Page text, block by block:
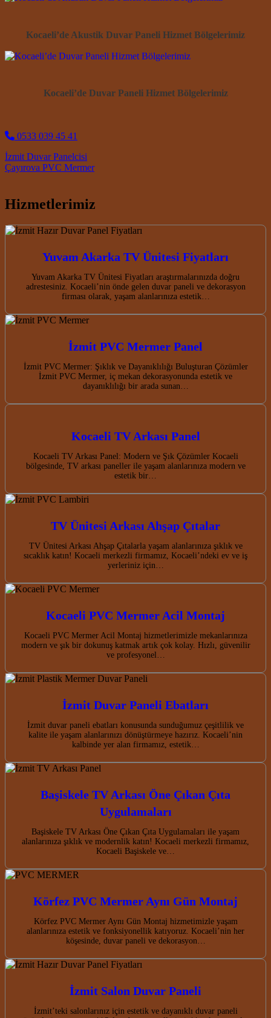
Kocaeli’de Akustik Duvar Paneli Hizmet Bölgelerimiz
Kocaeli’de Duvar Paneli Hizmet Bölgelerimiz
0533 039 45 41
Post navigation
İzmit Duvar Panelcisi
Çayırova PVC Mermer
Hizmetlerimiz
Yuvam Akarka TV Ünitesi Fiyatları
Yuvam Akarka TV Ünitesi Fiyatları araştırmalarınızda doğru
adrestesiniz. Kocaeli’nin önde gelen duvar paneli ve dekorasyon
firması olarak, yaşam alanlarınıza estetik…
İzmit PVC Mermer Panel
İzmit PVC Mermer: Şıklık ve Dayanıklılığı Buluşturan Çözümler
İzmit PVC Mermer, iç mekan dekorasyonunda estetik ve
dayanıklılığı bir arada sunan…
Kocaeli TV Arkası Panel
Kocaeli TV Arkası Panel: Modern ve Şık Çözümler Kocaeli
bölgesinde, TV arkası paneller ile yaşam alanlarınıza modern ve
estetik bir…
TV Ünitesi Arkası Ahşap Çıtalar
TV Ünitesi Arkası Ahşap Çıtalarla yaşam alanlarınıza şıklık ve
sıcaklık katın! Kocaeli merkezli firmamız, Kocaeli’ndeki ev ve iş
yerleriniz için…
Kocaeli PVC Mermer Acil Montaj
Kocaeli PVC Mermer Acil Montaj hizmetlerimizle mekanlarınıza
modern ve şık bir dokunuş katmak artık çok kolay. Hızlı, güvenilir
ve profesyonel…
İzmit Duvar Paneli Ebatları
İzmit duvar paneli ebatları konusunda sunduğumuz çeşitlilik ve
kalite ile yaşam alanlarınızı dönüştürmeye hazırız. Kocaeli’nin
kalbinde yer alan firmamız, estetik…
Başiskele TV Arkası Öne Çıkan Çıta
Uygulamaları
Başiskele TV Arkası Öne Çıkan Çıta Uygulamaları ile yaşam
alanlarınıza şıklık ve modernlik katın! Kocaeli merkezli firmamız,
Kocaeli Başiskele ve…
Körfez PVC Mermer Aynı Gün Montaj
Körfez PVC Mermer Aynı Gün Montaj hizmetimizle yaşam
alanlarınıza estetik ve fonksiyonellik katıyoruz. Kocaeli’nin her
köşesinde, duvar paneli ve dekorasyon…
İzmit Salon Duvar Paneli
İzmit’teki salonlarınız için estetik ve dayanıklı duvar paneli